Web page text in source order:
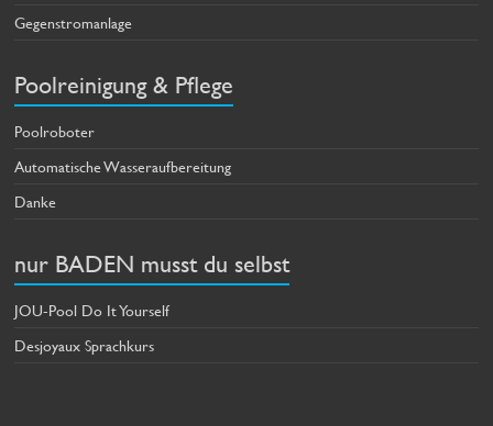
Gegenstromanlage
Poolreinigung & Pflege
Poolroboter
Automatische Wasseraufbereitung
Danke
nur BADEN musst du selbst
JOU-Pool Do It Yourself
Desjoyaux Sprachkurs